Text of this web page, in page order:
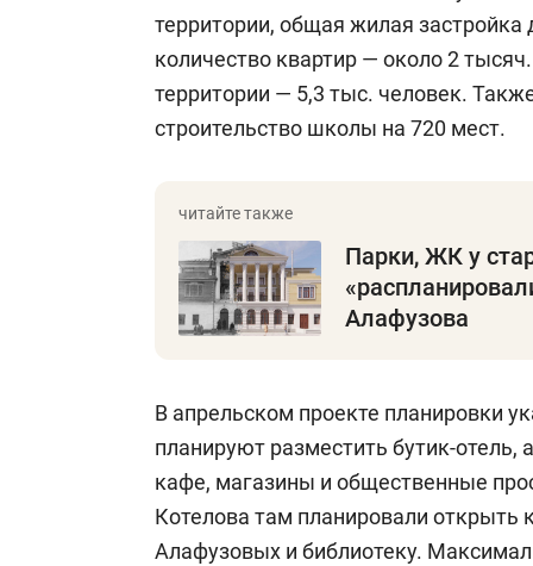
территории, общая жилая
количество квартир — около 2
территории — 5,3 тыс. человек.
строительство школы на 720 мест.
Парки, ЖК у
Алафузова
В апрельском проекте планировки
планируют разместить бутик-
кафе, магазины и общественные
Котелова там планировали открыть
Алафузовых и библиотеку.